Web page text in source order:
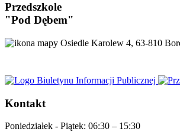
Przedszkole
"Pod Dębem"
Osiedle Karolew 4, 63-810
Kontakt
Poniedziałek - Piątek: 06:30 – 15:30